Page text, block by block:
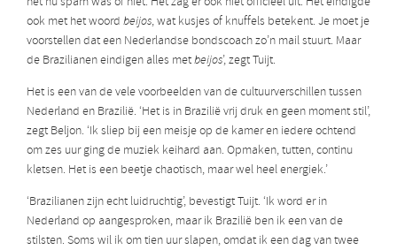
ook met het woord beijos, wat kusjes of knuffels betekent. Je moet je
voorstellen dat een Nederlandse bondscoach zo’n mail stuurt. Maar
de Brazilianen eindigen alles metbeijos’, zegt Tuijt.
Het is een van de vele voorbeelden van de cultuurverschillen tussen
Nederland en Brazilië. ‘Het is in Brazilië vrij druk en geen moment stil’,
zegt Beljon. ‘Ik sliep bij een meisje op de kamer en iedere ochtend
om zes uur ging de muziek keihard aan. Opmaken, tutten, continu
kletsen. Het is een beetje chaotisch, maar wel heel energiek.’
‘Brazilianen zijn echt luidruchtig’, bevestigt Tuijt. ‘Ik word er in
Nederland op aangesproken, maar ik Brazilië ben ik een van de
stilsten. Soms wil ik om tien uur slapen, omdat ik een dag van twee